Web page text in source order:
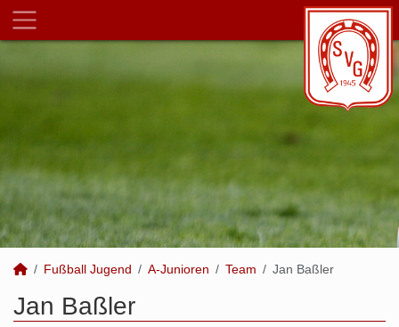
Fußball Jugend A-Junioren Team Jan Baßler
Jan Baßler